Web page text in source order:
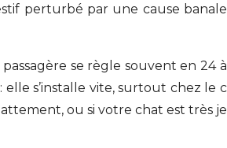
perturbé par une cause banale
se règle souvent en 24
elle s’installe vite, surtout chez
ou si votre chat est très